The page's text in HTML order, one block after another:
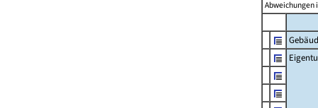
Abweichungen